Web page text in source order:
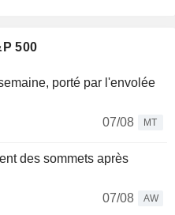
500
porté par l'envolée
07/08
MT
des sommets après
07/08
AW